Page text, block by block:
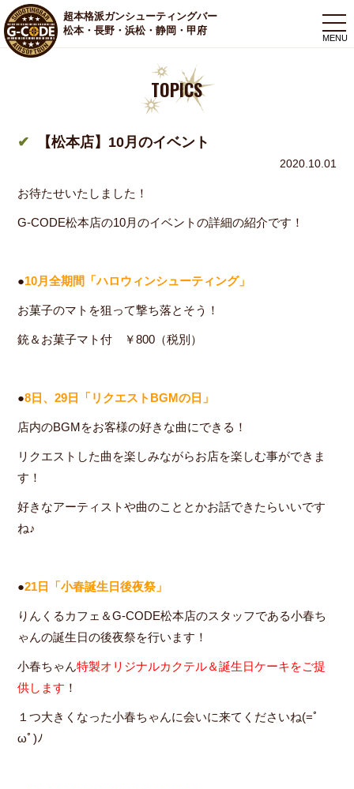
超本格派ガンシューティングバー
松本・長野・浜松・静岡・甲府
TOPICS
【松本店】10月のイベント
2020.10.01
お待たせいたしました！
G‐CODE松本店の10月のイベントの詳細の紹介です！
●10月全期間「ハロウィンシューティング」
お菓子のマトを狙って撃ち落とそう！
銃＆お菓子マト付 ￥800（税別）
●8日、29日「リクエストBGMの日」
店内のBGMをお客様の好きな曲にできる！
リクエストした曲を楽しみながらお店を楽しむ事ができま
す！
好きなアーティストや曲のこととかお話できたらいいです
ね♪
●21日「小春誕生日後夜祭」
りんくるカフェ＆G-CODE松本店のスタッフである小春ち
ゃんの誕生日の後夜祭を行います！
小春ちゃん特製オリジナルカクテル＆誕生日ケーキをご提
供します ！
１つ大きくなった小春ちゃんに会いに来てくださいね(=ﾟ
ωﾟ)ﾉ